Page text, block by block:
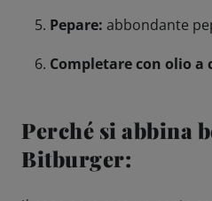
Pepare: abbondante
Completare con olio a
Perché si abbina
Bitburger: